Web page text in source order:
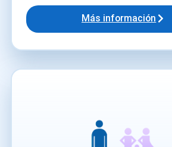
Más información